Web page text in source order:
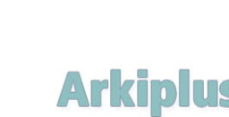
contenido